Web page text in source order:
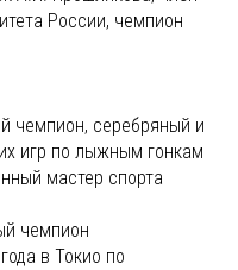
России, чемпион
чемпион, серебряный и
игр по лыжным гонкам
мастер спорта
чемпион
в Токио по